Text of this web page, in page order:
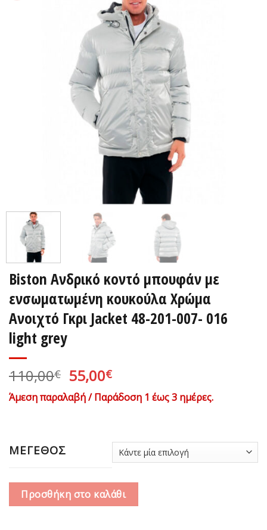
Biston Ανδρικό κοντό μπουφάν με
ενσωματωμένη κουκούλα Χρώμα
Ανοιχτό Γκρι Jacket 48-201-007- 016
light grey
110,00€ Original
price
was:
55,00€Η
τρέχουσα
τιμή
Άμεση παραλαβή / Παράδοση 1 έως 3 ημέρες.
ΜΕΓΕΘΟΣ
Προσθήκη στο καλάθι